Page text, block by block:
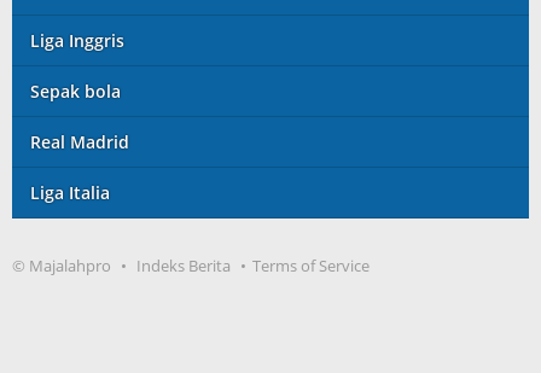
Liga Inggris
Sepak bola
Real Madrid
Liga Italia
© Majalahpro Indeks Berita Terms of Service